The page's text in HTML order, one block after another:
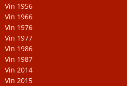
Vin 1956
Vin 1966
Vin 1976
Vin 1977
Vin 1986
Vin 1987
Vin 2014
Vin 2015